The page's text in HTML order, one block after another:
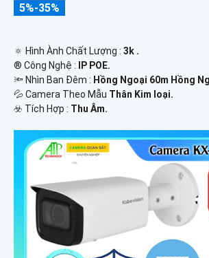
5%-35%
🔅 Hình Ành Chất Lượng : 3k .
®️ Công Nghệ : IP POE.
🔦 Nhìn Ban Đêm : Hồng Ngoại 60m Hồng
💦 Camera Theo Mẫu Thân Kim loại.
️☣️ Tích Hợp : Thu Âm.